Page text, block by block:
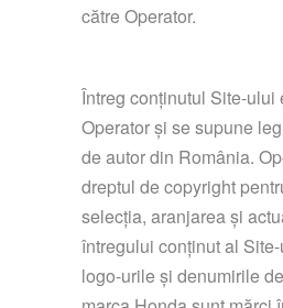
către Operator.
Întreg conținutul Site-ului
Operator și se supune
de autor din România.
dreptul de copyright
selecția, aranjarea și
întregului conținut al
logo-urile și denumirile